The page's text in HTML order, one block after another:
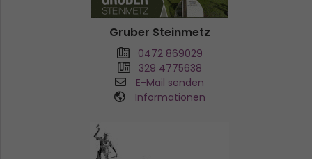
Gruber Steinmetz
0472 869029
329 4775638
E-Mail senden
Informationen